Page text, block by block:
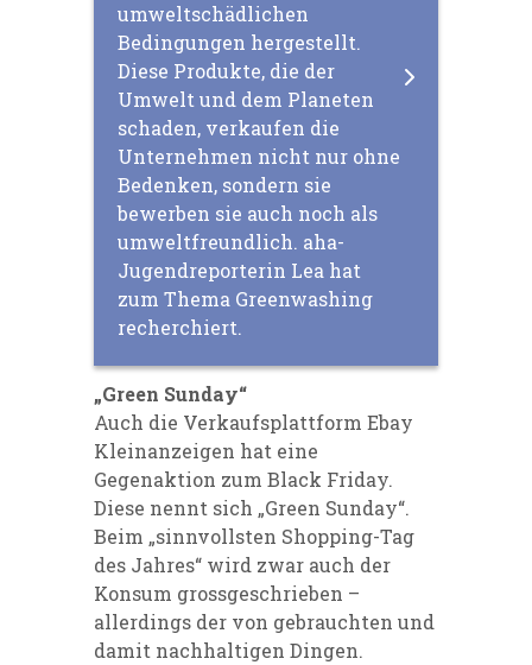
umweltschädlichen
Bedingungen hergestellt.
Diese Produkte, die der
Umwelt und dem Planeten
schaden, verkaufen die
Unternehmen nicht nur ohne
Bedenken, sondern sie
bewerben sie auch noch als
umweltfreundlich. aha-
Jugendreporterin Lea hat
zum Thema Greenwashing
recherchiert.
„Green Sunday“
Auch die Verkaufsplattform Ebay
Kleinanzeigen hat eine
Gegenaktion zum Black Friday.
Diese nennt sich „Green Sunday“.
Beim „sinnvollsten Shopping-Tag
des Jahres“ wird zwar auch der
Konsum grossgeschrieben –
allerdings der von gebrauchten und
damit nachhaltigen Dingen.